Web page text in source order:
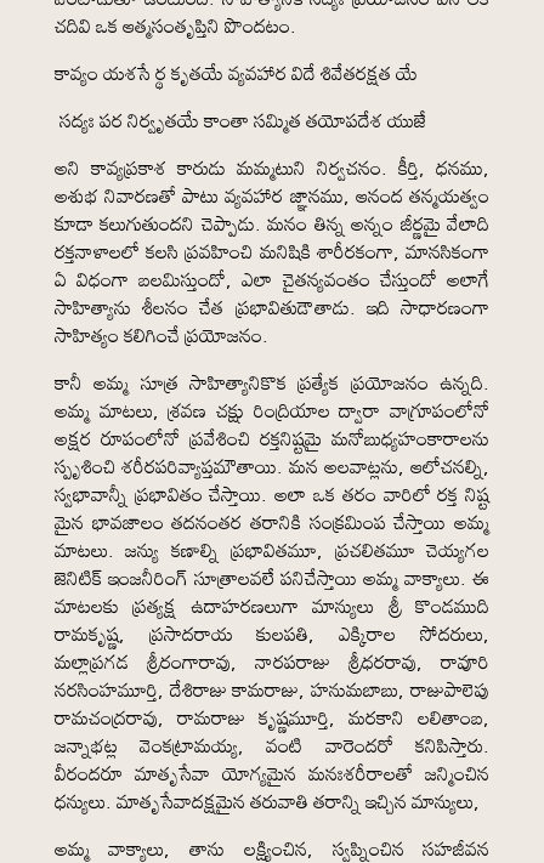
చదివి ఒక ఆత్మసంతృప్తిని పొందటం.
కావ్యం యశసే ర్థ కృతయే వ్యవహార విదే శివేతరక్షత యే
సద్యః పర నిర్వృతయే కాంతా సమ్మిత తయోపదేశ యుజే
అని కావ్యప్రకాశ కారుడు మమ్మటుని నిర్వచనం. కీర్తి, ధనము,
అశుభ నివారణతో పాటు వ్యవహార జ్ఞానము, ఆనంద తన్మయత్వం
కూడా కలుగుతుందని చెప్పాడు. మనం తిన్న అన్నం జీర్ణమై వేలాది
రక్తనాళాలలో కలసి ప్రవహించి మనిషికి శారీరకంగా, మానసికంగా
ఏ విధంగా బలమిస్తుందో, ఎలా చైతన్యవంతం చేస్తుందో అలాగే
సాహిత్యాను శీలనం చేత ప్రభావితుడౌతాడు. ఇది సాధారణంగా
సాహిత్యం కలిగించే ప్రయోజనం.
కానీ అమ్మ సూత్ర సాహిత్యానికొక ప్రత్యేక ప్రయోజనం ఉన్నది.
అమ్మ మాటలు, శ్రవణ చక్షు రింద్రియాల ద్వారా వాగ్రూపంలోనో
అక్షర రూపంలోనో ప్రవేశించి రక్తనిష్టమై మనోబుధ్యహంకారాలను
స్పృశించి శరీరపరివ్యాప్తమౌతాయి. మన అలవాట్లను, ఆలోచనల్ని,
స్వభావాన్నీ ప్రభావితం చేస్తాయి. అలా ఒక తరం వారిలో రక్త నిష్ట
మైన భావజాలం తదనంతర తరానికి సంక్రమింప చేస్తాయి అమ్మ
మాటలు. జన్యు కణాల్ని ప్రభావితమూ, ప్రచలితమూ చెయ్యగల
జెనిటిక్ ఇంజనీరింగ్ సూత్రాలవలే పనిచేస్తాయి అమ్మ వాక్యాలు. ఈ
మాటలకు ప్రత్యక్ష ఉదాహరణలుగా మాన్యులు శ్రీ కొండముది
రామకృష్ణ, ప్రసాదరాయ కులపతి, ఎక్కిరాల సోదరులు,
మల్లాప్రగడ శ్రీరంగారావు, నారపరాజు శ్రీధరరావు, రావూరి
నరసింహమూర్తి, దేశిరాజు కామరాజు, హనుమబాబు, రాజుపాలెపు
రామచంద్రరావు, రామరాజు కృష్ణమూర్తి, మరకాని లలితాంబ,
జన్నాభట్ల వెంకట్రామయ్య, వంటి వారెందరో కనిపిస్తారు.
వీరందరూ మాతృసేవా యోగ్యమైన మనఃశరీరాలతో జన్మించిన
ధన్యులు. మాతృసేవాదక్షమైన తరువాతి తరాన్ని ఇచ్చిన మాన్యులు,
అమ్మ వాక్యాలు, తాను లక్ష్యించిన, స్వప్నించిన సహజీవన